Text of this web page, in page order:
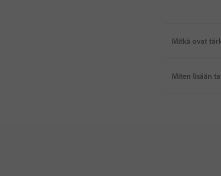
Mitkä ovat
Miten lisään